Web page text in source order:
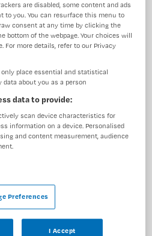
NIVEAU
MBO
DIENSTVERBAND
IG Wolvega bij Maandag is
staan enkele vergelijkbare
interessant zijn.
are disabled, some content and ads
to you. You can resurface this menu to
consent at any time by clicking the
bottom of the webpage. Your choices will
For more details, refer to our Privacy
place essential and statistical
data about you as a person
data to provide:
scan device characteristics for
information on a device. Personalised
and content measurement, audience
Preferences
I Accept